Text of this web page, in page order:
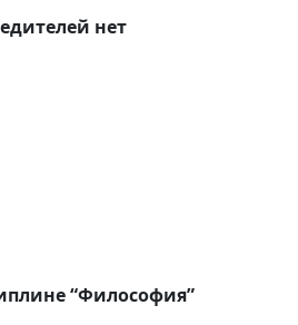
нет
“Философия”